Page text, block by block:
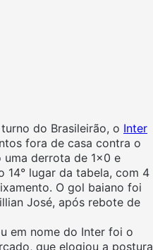
do Brasileirão, o Inter
fora de casa contra o
uma derrota de 1×0 e
14° lugar da tabela, com 4
O gol baiano foi
José, após rebote de
em nome do Inter foi o
que elogiou a postura